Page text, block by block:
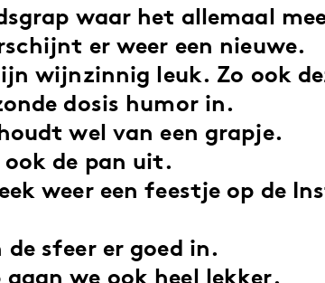
waar het allemaal
er weer een nieuwe.
wijnzinnig leuk. Zo ook
dosis humor in.
wel van een grapje.
de pan uit.
weer een feestje op de
de sfeer er goed in.
gaan we ook heel lekker.